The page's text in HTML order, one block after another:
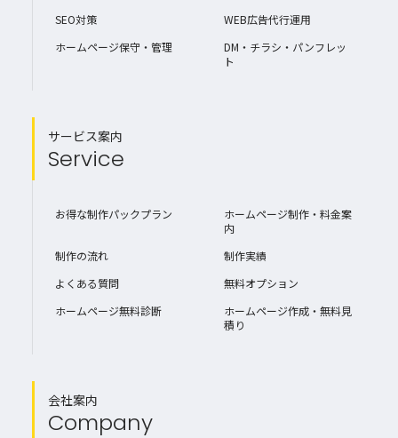
SEO対策
WEB広告代行運用
ホームページ保守・管理
DM・チラシ・パンフレッ
ト
サービス案内
Service
お得な制作パックプラン
ホームページ制作・料金案
内
制作の流れ
制作実績
よくある質問
無料オプション
ホームページ無料診断
ホームページ作成・無料見
積り
会社案内
Company